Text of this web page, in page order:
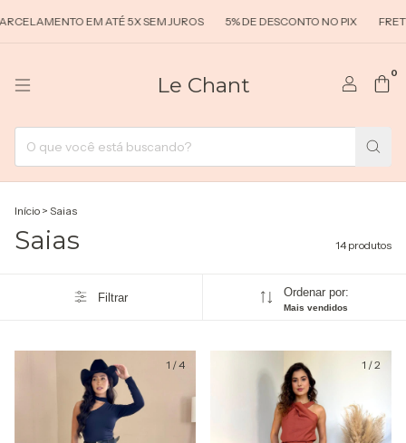
EM ATÉ 5X SEM JUROS 5% DE DESCONTO NO PIX FRETE
Le Chant 0
Início > Saias
Saias 14 produtos
Filtrar Ordenar por:
Mais vendidos
1 /4 1 /2